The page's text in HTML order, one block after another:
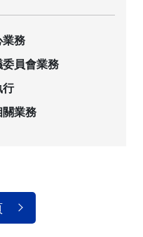
務
員會業務
行
業務